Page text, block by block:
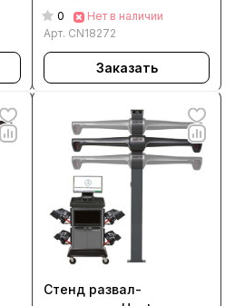
0
Нет в наличии
Арт. CN18272
Заказать
Стенд развал-